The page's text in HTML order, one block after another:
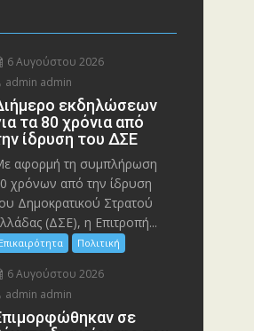
6 Αυγούστου 2026
admin admin
εκδηλώσεων
τα 80 χρόνια από
ίδρυση του ΔΣΕ
αφορμή τη συμπλήρωση
χρόνων από την ίδρυση
Δημοκρατικού Στρατού
(ΔΣΕ), η Επιτροπή...
Επικαιρότητα Πολιτική
6 Αυγούστου 2026
admin admin
σε